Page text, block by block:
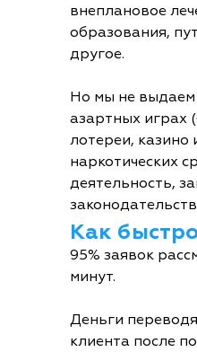
внеплановое
образования,
другое.
Но мы не выдаем
азартных играх
лотереи, казино
наркотических
деятельность,
Как
95% заявок
минут.
Деньги
клиента после